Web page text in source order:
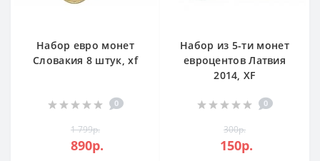
Набор евро монет
Словакия 8 штук, xf
0
1 799р.
890р.
Набор из 5-ти монет
евроцентов Латвия
2014, XF
0
300р.
150р.